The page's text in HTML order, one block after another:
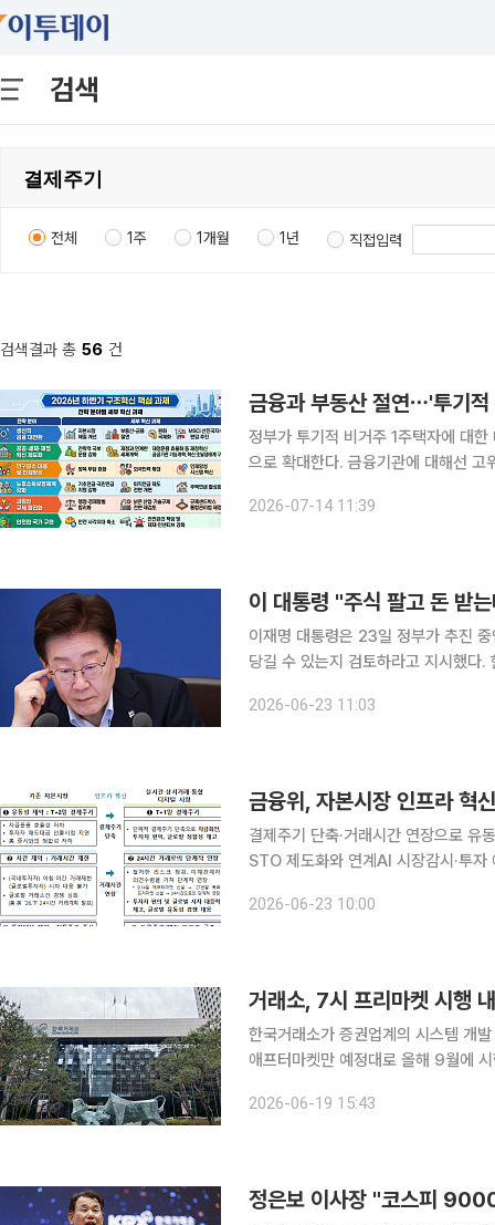
검색
전체 1주 1개월 1년 직접입력
검색결과 총 56 건
정부가 투기적 비거주 1주택자에 대
으로 확대한다. 금융기관에 대해선
처는 14일 국무회의에서 이 같은 내
2026-07-14 11:39
이 대통령 "주식 팔고 돈 받
이재명 대통령은 23일 정부가 추진
당길 수 있는지 검토하라고 지시했다
은 이날 청와대에서 열린 국무회의
2026-06-23 11:03
금융위, 자본시장 인프라 혁
결제주기 단축·거래시간 연장으로 유
STO 제도화와 연계AI 시장감시·투자 에
자본시장 인프라 개편에 나선다. 거래
2026-06-23 10:00
한국거래소가 증권업계의 시스템 개
애프터마켓만 예정대로 올해 9월에 시행하기로 했다. 19일 금융투자
일정을 조정했다. 이번 간담회는 모의
2026-06-19 15:43
정은보 이사장 "코스피